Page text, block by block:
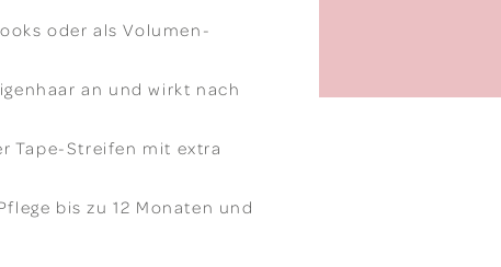
oder als Volumen-
an und wirkt nach
Tape-Streifen mit extra
bis zu 12 Monaten und